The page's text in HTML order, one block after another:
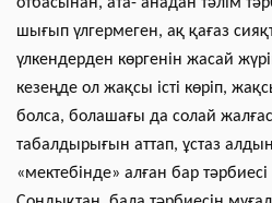
шығып үлгермеген, ақ қағаз
үлкендерден көргенін жасай
кезеңде ол жақсы істі көріп,
болса, болашағы да солай
табалдырығын аттап, ұстаз
«мектебінде» алған бар тәрбиесі